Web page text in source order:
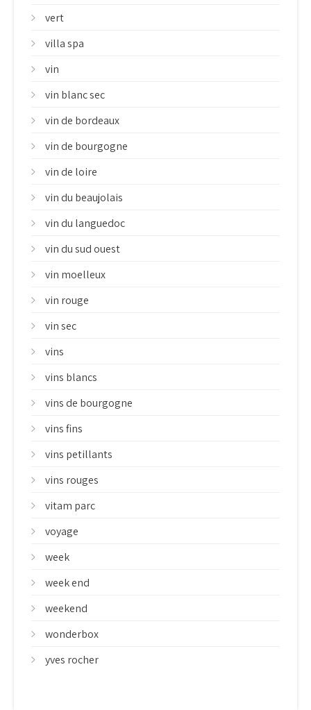
vert
villa spa
vin
vin blanc sec
vin de bordeaux
vin de bourgogne
vin de loire
vin du beaujolais
vin du languedoc
vin du sud ouest
vin moelleux
vin rouge
vin sec
vins
vins blancs
vins de bourgogne
vins fins
vins petillants
vins rouges
vitam parc
voyage
week
week end
weekend
wonderbox
yves rocher